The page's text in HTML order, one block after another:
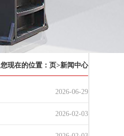
您现在的位置： 页>新闻中心
2026-06-29
2026-02-03